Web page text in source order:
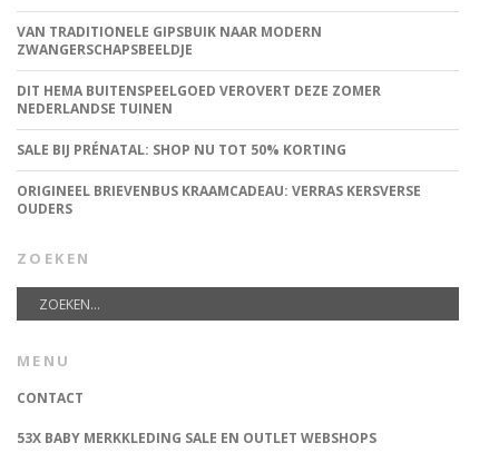
VAN TRADITIONELE GIPSBUIK NAAR MODERN
ZWANGERSCHAPSBEELDJE
DIT HEMA BUITENSPEELGOED VEROVERT DEZE ZOMER
NEDERLANDSE TUINEN
SALE BIJ PRÉNATAL: SHOP NU TOT 50% KORTING
ORIGINEEL BRIEVENBUS KRAAMCADEAU: VERRAS KERSVERSE
OUDERS
ZOEKEN
MENU
CONTACT
53X BABY MERKKLEDING SALE EN OUTLET WEBSHOPS